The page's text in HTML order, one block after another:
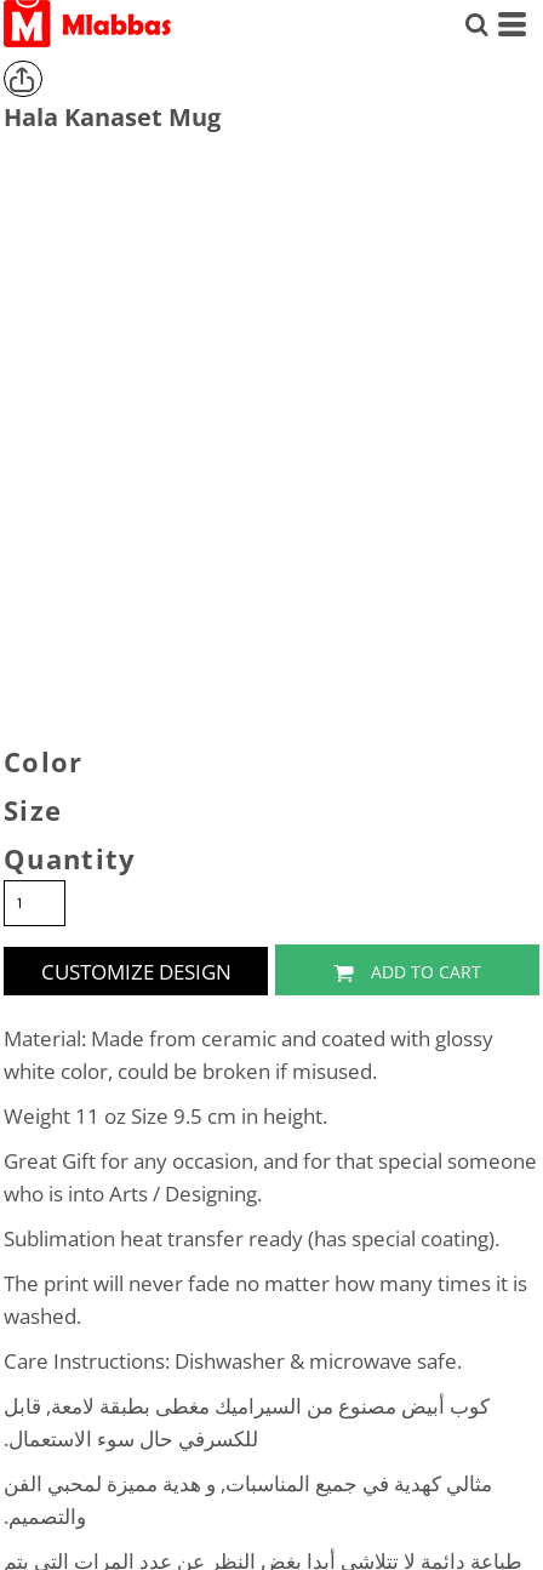
Hala Kanaset Mug
Color
Size
Quantity
CUSTOMIZE DESIGN ADD TO CART
Material: Made from ceramic and coated with glossy
white color, could be broken if misused.
Weight 11 oz Size 9.5 cm in height.
Great Gift for any occasion, and for that special someone
who is into Arts / Designing.
Sublimation heat transfer ready (has special coating).
The print will never fade no matter how many times it is
washed.
Care Instructions: Dishwasher & microwave safe.
كوب أبيض مصنوع من السيراميك مغطى بطبقة لامعة, قابل
للكسرفي حال سوء الاستعمال.
مثالي كهدية في جميع المناسبات, و هدية مميزة لمحبي الفن
والتصميم.
طباعة دائمة لا تتلاشى أبدا بغض النظر عن عدد المرات التي يتم